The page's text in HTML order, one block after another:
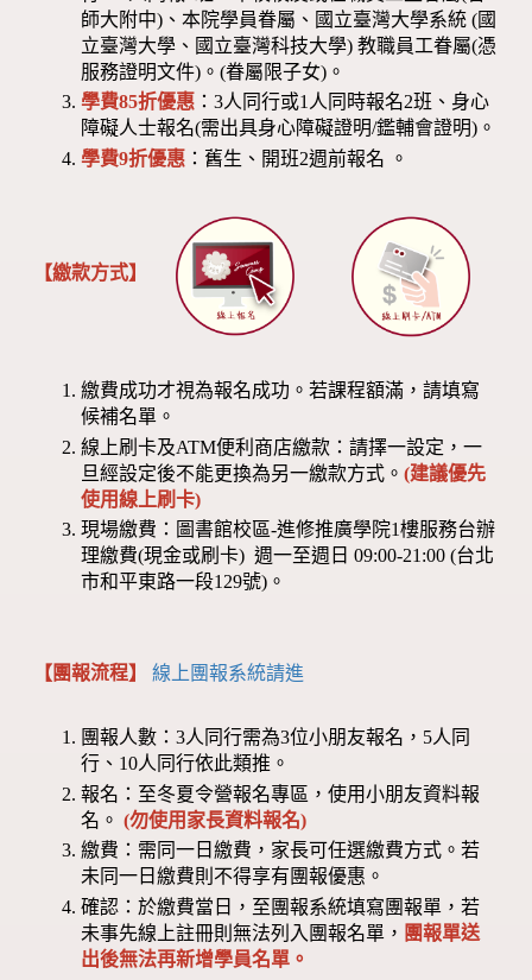
師大附中)、本院學員眷屬、國立臺灣大學系統 (國
立臺灣大學、國立臺灣科技大學) 教職員工眷屬(憑
服務證明文件)。(眷屬限子女)。
學費85折優惠 ：3人同行或1人同時報名2班、身心
障礙人士報名(需出具身心障礙證明/鑑輔會證明)。
學費9折優惠 ：舊生、開班2週前報名 。
【繳款方式】
繳費成功才視為報名成功。若課程額滿，請填寫
候補名單。
線上刷卡及ATM便利商店繳款：請擇一設定，一
旦經設定後不能更換為另一繳款方式。(建議優先
使用線上刷卡)
現場繳費：圖書館校區-進修推廣學院1樓服務台辦
理繳費(現金或刷卡) 週一至週日 09:00-21:00 (台北
市和平東路一段129號)。
【團報流程】線上團報系統請進
團報人數：3人同行需為3位小朋友報名，5人同
行、10人同行依此類推。
報名：至冬夏令營報名專區，使用小朋友資料報
名。 (勿使用家長資料報名)
繳費：需同一日繳費，家長可任選繳費方式。若
未同一日繳費則不得享有團報優惠。
確認：於繳費當日，至團報系統填寫團報單，若
未事先線上註冊則無法列入團報名單， 團報單送
出後無法再新增學員名單。